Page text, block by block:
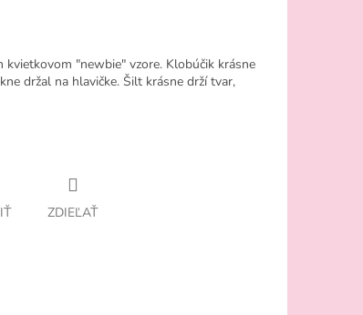
"newbie" vzore. Klobúčik krásne
držal na hlavičke. Šilt krásne drží tvar,
ZDIEĽAŤ